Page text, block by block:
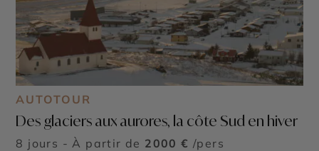
AUTOTOUR
Des glaciers aux aurores, la côte Sud en hiver
8 jours - À partir de 2000 € /pers